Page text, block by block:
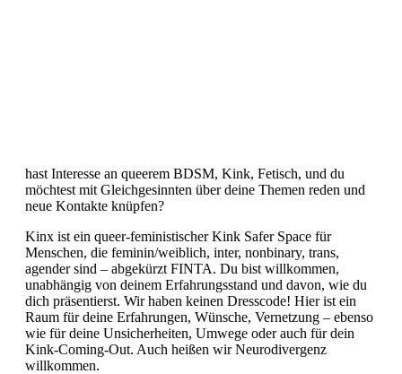
hast Interesse an queerem BDSM, Kink, Fetisch, und du
möchtest mit Gleichgesinnten über deine Themen reden und
neue Kontakte knüpfen?
Kinx ist ein queer-feministischer Kink Safer Space für
Menschen, die feminin/weiblich, inter, nonbinary, trans,
agender sind – abgekürzt FINTA. Du bist willkommen,
unabhängig von deinem Erfahrungsstand und davon, wie du
dich präsentierst. Wir haben keinen Dresscode! Hier ist ein
Raum für deine Erfahrungen, Wünsche, Vernetzung – ebenso
wie für deine Unsicherheiten, Umwege oder auch für dein
Kink-Coming-Out. Auch heißen wir Neurodivergenz
willkommen.